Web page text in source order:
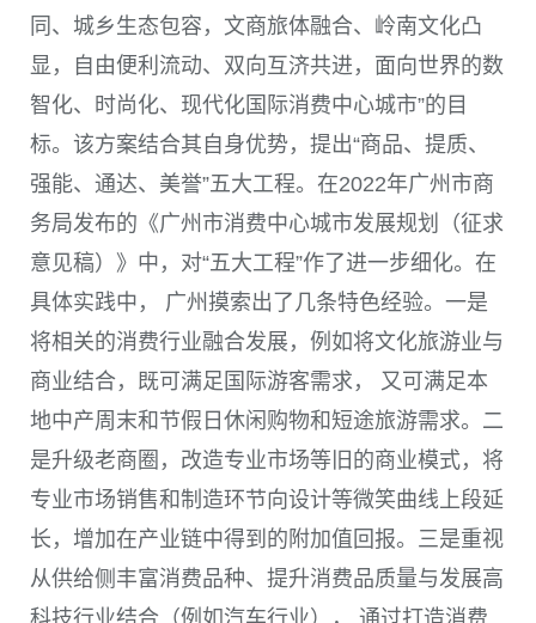
同、城乡生态包容，文商旅体融合、岭南文化凸
显，自由便利流动、双向互济共进，面向世界的数
智化、时尚化、现代化国际消费中心城市”的目
标。该方案结合其自身优势，提出“商品、提质、
强能、通达、美誉”五大工程。在2022年广州市商
务局发布的《广州市消费中心城市发展规划（征求
意见稿）》中，对“五大工程”作了进一步细化。在
具体实践中， 广州摸索出了几条特色经验。一是
将相关的消费行业融合发展，例如将文化旅游业与
商业结合，既可满足国际游客需求， 又可满足本
地中产周末和节假日休闲购物和短途旅游需求。二
是升级老商圈，改造专业市场等旧的商业模式，将
专业市场销售和制造环节向设计等微笑曲线上段延
长，增加在产业链中得到的附加值回报。三是重视
从供给侧丰富消费品种、提升消费品质量与发展高
科技行业结合（例如汽车行业）， 通过打造消费